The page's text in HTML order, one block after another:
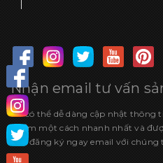
Nhận email tư vấn
Để có thể dễ dàng cập nhật thông
phẩm một cách nhanh nhất và
Hãy đăng ký ngay email với chúng